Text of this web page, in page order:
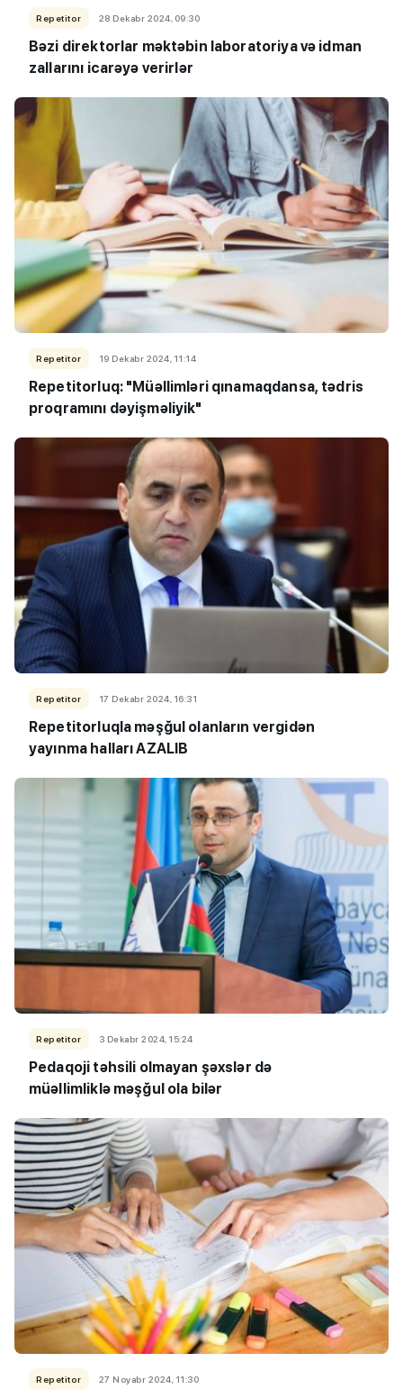
Repetitor 28 Dekabr 2024, 09:30
Bəzi direktorlar məktəbin laboratoriya və idman
zallarını icarəyə verirlər
Repetitor 19 Dekabr 2024, 11:14
Repetitorluq: "Müəllimləri qınamaqdansa, tədris
proqramını dəyişməliyik"
Repetitor 17 Dekabr 2024, 16:31
Repetitorluqla məşğul olanların vergidən
yayınma halları AZALIB
Repetitor 3 Dekabr 2024, 15:24
Pedaqoji təhsili olmayan şəxslər də
müəllimliklə məşğul ola bilər
Repetitor 27 Noyabr 2024, 11:30